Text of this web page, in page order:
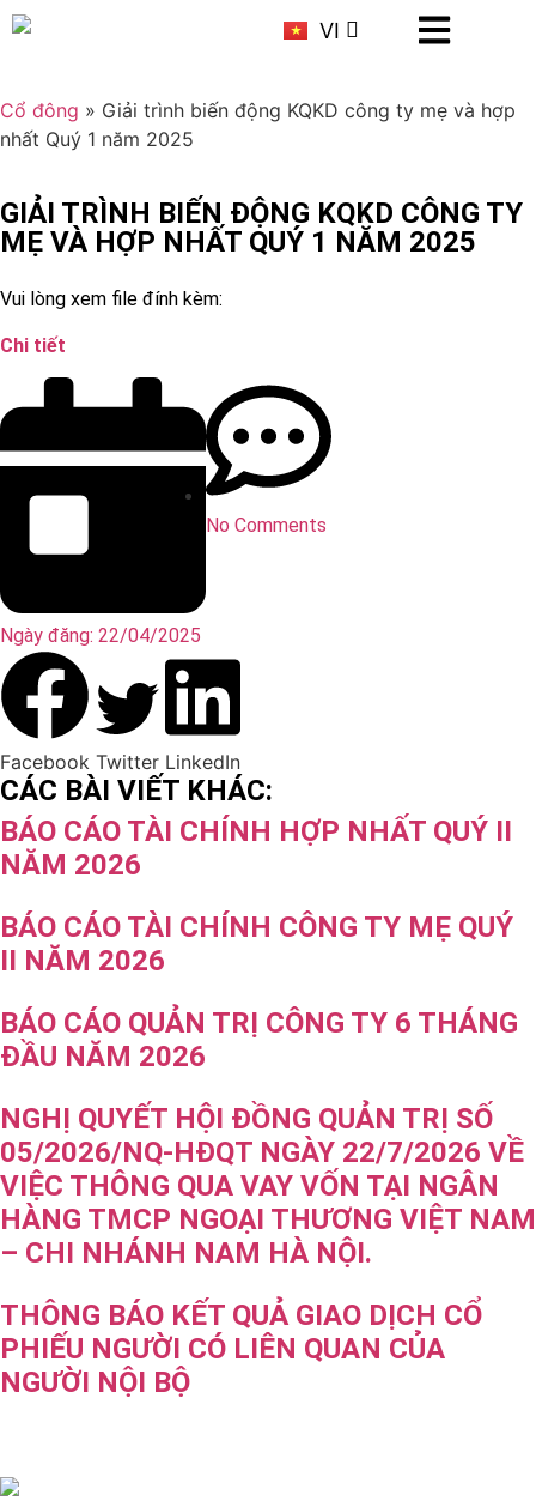
VI
CN
Cổ đông » Giải trình biến động KQKD công ty mẹ và hợp
nhất Quý 1 năm 2025
GIẢI TRÌNH BIẾN ĐỘNG KQKD CÔNG TY
MẸ VÀ HỢP NHẤT QUÝ 1 NĂM 2025
Vui lòng xem file đính kèm:
Chi tiết
Ngày đăng: 22/04/2025
No Comments
Facebook Twitter LinkedIn
CÁC BÀI VIẾT KHÁC:
BÁO CÁO TÀI CHÍNH HỢP NHẤT QUÝ II
NĂM 2026
BÁO CÁO TÀI CHÍNH CÔNG TY MẸ QUÝ
II NĂM 2026
BÁO CÁO QUẢN TRỊ CÔNG TY 6 THÁNG
ĐẦU NĂM 2026
NGHỊ QUYẾT HỘI ĐỒNG QUẢN TRỊ SỐ
05/2026/NQ-HĐQT NGÀY 22/7/2026 VỀ
VIỆC THÔNG QUA VAY VỐN TẠI NGÂN
HÀNG TMCP NGOẠI THƯƠNG VIỆT NAM
– CHI NHÁNH NAM HÀ NỘI.
THÔNG BÁO KẾT QUẢ GIAO DỊCH CỔ
PHIẾU NGƯỜI CÓ LIÊN QUAN CỦA
NGƯỜI NỘI BỘ